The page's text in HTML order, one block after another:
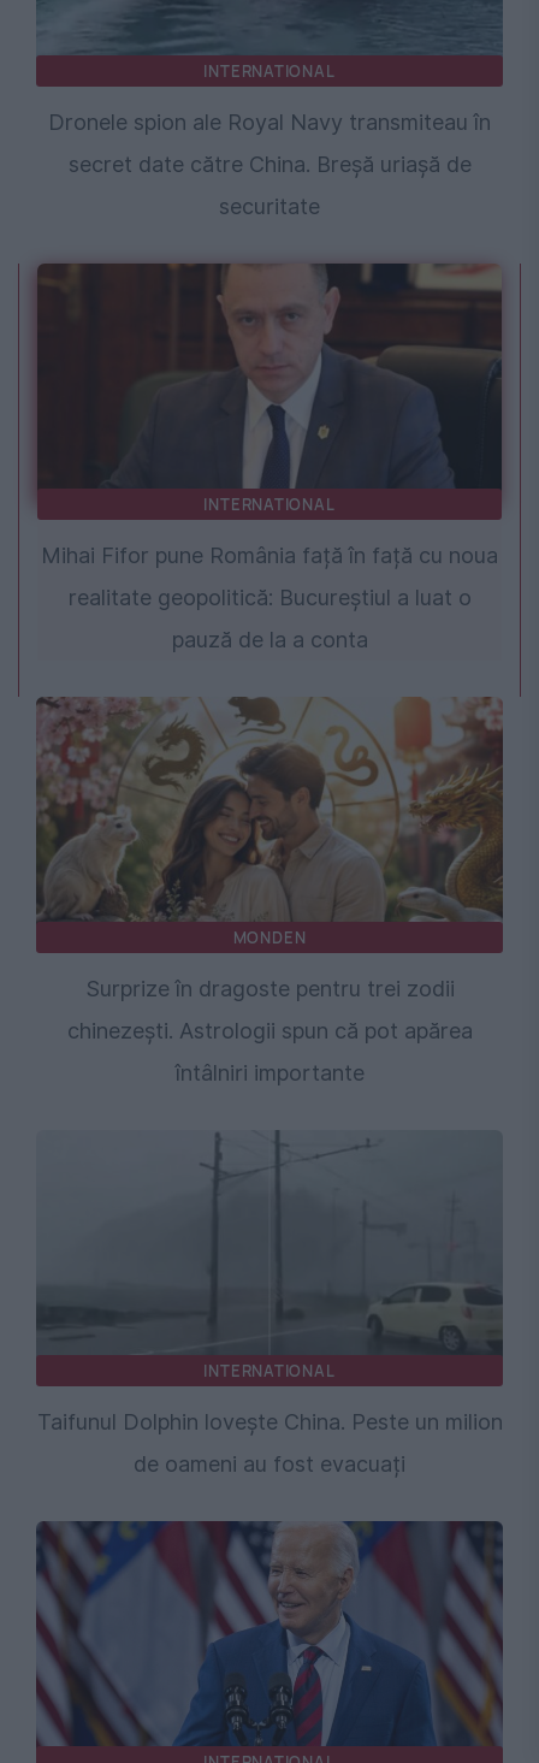
INTERNATIONAL
Dronele spion ale Royal Navy transmiteau în
secret date către China. Breșă uriașă de
securitate
INTERNATIONAL
Mihai Fifor pune România față în față cu noua
realitate geopolitică: Bucureștiul a luat o
pauză de la a conta
MONDEN
Surprize în dragoste pentru trei zodii
chinezești. Astrologii spun că pot apărea
întâlniri importante
INTERNATIONAL
Taifunul Dolphin lovește China. Peste un milion
de oameni au fost evacuați